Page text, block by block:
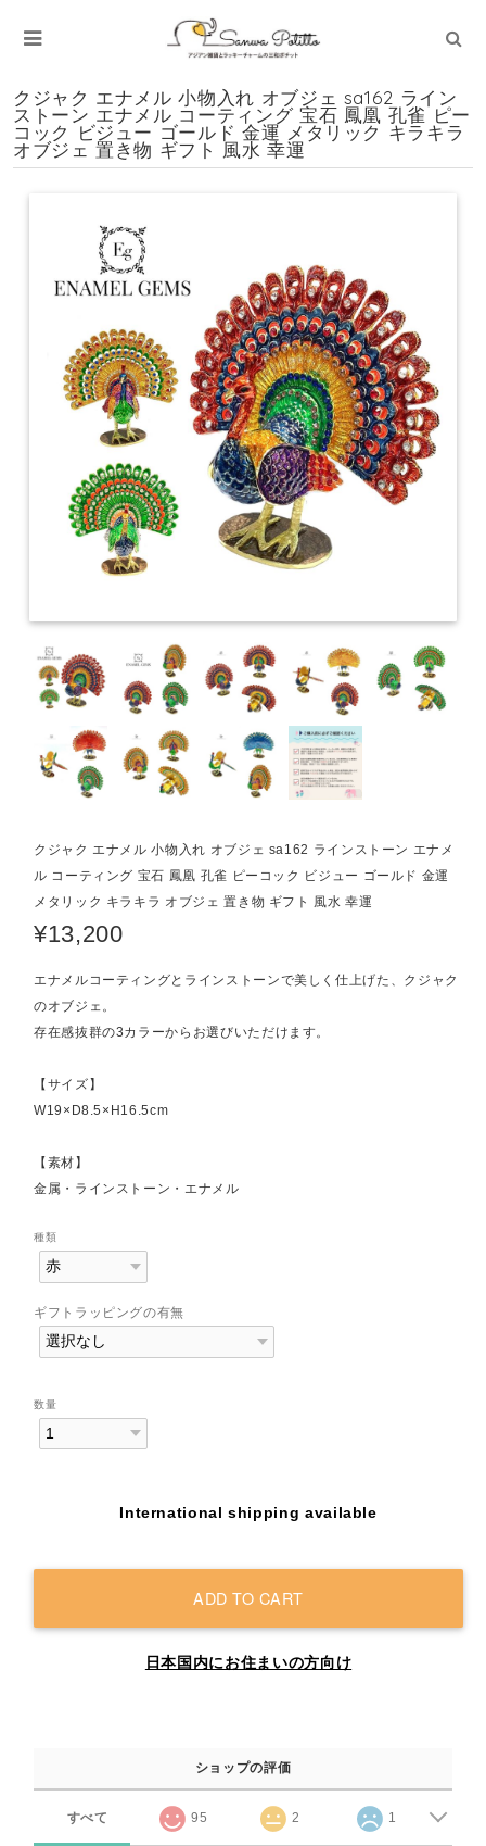
クジャク エナメル 小物入れ オブジェ sa162 ライン
ストーン エナメル コーティング 宝石 鳳凰 孔雀 ピー
コック ビジュー ゴールド 金運 メタリック キラキラ
オブジェ 置き物 ギフト 風水 幸運
クジャク エナメル 小物入れ オブジェ sa162 ラインストーン エナメ
ル コーティング 宝石 鳳凰 孔雀 ピーコック ビジュー ゴールド 金運
メタリック キラキラ オブジェ 置き物 ギフト 風水 幸運
¥13,200
エナメルコーティングとラインストーンで美しく仕上げた、クジャク
のオブジェ。
存在感抜群の3カラーからお選びいただけます。
【サイズ】
W19×D8.5×H16.5cm
【素材】
金属・ラインストーン・エナメル
種類
ギフトラッピングの有無
数量
International shipping available
ADD TO CART
日本国内にお住まいの方向け
ショップの評価
すべて 95 2 1